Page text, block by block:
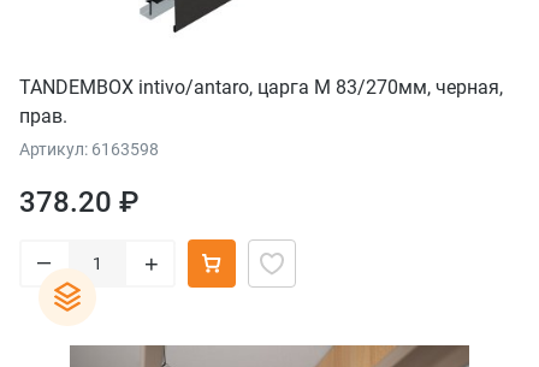
TANDEMBOX intivo/antaro, царга М 83/270мм, черная,
прав.
Артикул: 6163598
378.20 ₽
– +